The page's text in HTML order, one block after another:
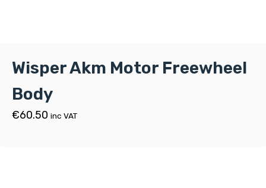
Wisper Akm Motor Freewheel
Body
€60.50 inc VAT